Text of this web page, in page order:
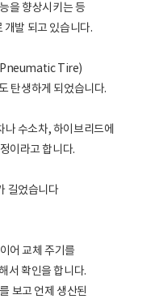
을 향상시키는 등
개발 되고 있습니다.
Tire)
탄생하게 되었습니다.
나 수소차, 하이브리드에
이라고 합니다.
길었습니다
어 교체 주기를
서 확인을 합니다.
보고 언제 생산된